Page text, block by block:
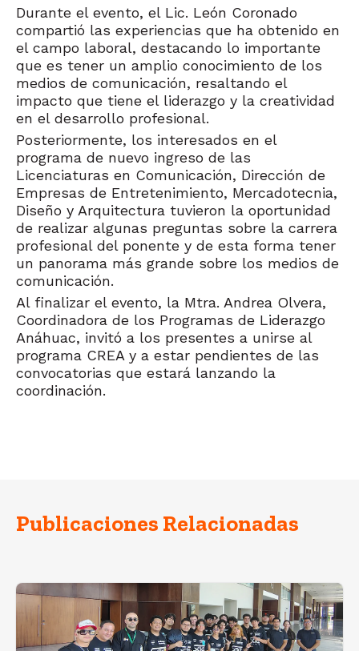
Durante el evento, el Lic. León Coronado
compartió las experiencias que ha obtenido en
el campo laboral, destacando lo importante
que es tener un amplio conocimiento de los
medios de comunicación, resaltando el
impacto que tiene el liderazgo y la creatividad
en el desarrollo profesional.
Posteriormente, los interesados en el
programa de nuevo ingreso de las
Licenciaturas en Comunicación, Dirección de
Empresas de Entretenimiento, Mercadotecnia,
Diseño y Arquitectura tuvieron la oportunidad
de realizar algunas preguntas sobre la carrera
profesional del ponente y de esta forma tener
un panorama más grande sobre los medios de
comunicación.
Al finalizar el evento, la Mtra. Andrea Olvera,
Coordinadora de los Programas de Liderazgo
Anáhuac, invitó a los presentes a unirse al
programa CREA y a estar pendientes de las
convocatorias que estará lanzando la
coordinación.
Publicaciones Relacionadas